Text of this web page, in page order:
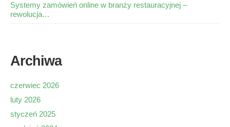
Systemy zamówień online w branży restauracyjnej –
rewolucja…
Archiwa
czerwiec 2026
luty 2026
styczeń 2025